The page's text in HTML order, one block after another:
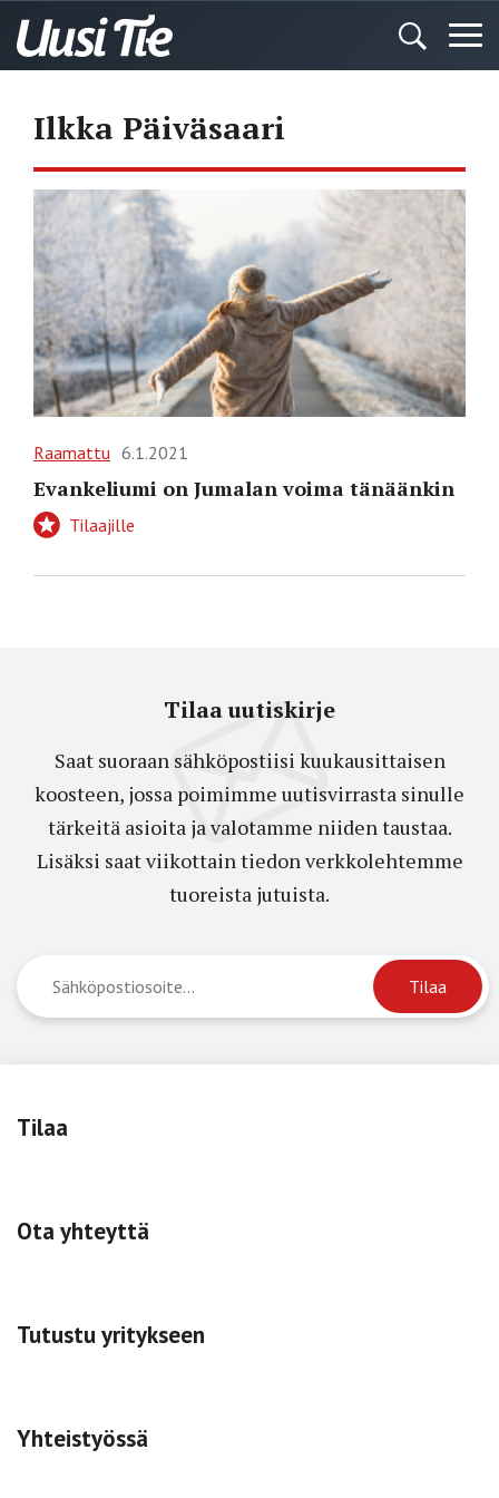
Ilkka Päiväsaari
Raamattu 6.1.2021
Evankeliumi on Jumalan voima tänäänkin
Tilaajille
Tilaa uutiskirje
Saat suoraan sähköpostiisi kuukausittaisen
koosteen, jossa poimimme uutisvirrasta sinulle
tärkeitä asioita ja valotamme niiden taustaa.
Lisäksi saat viikottain tiedon verkkolehtemme
tuoreista jutuista.
Tilaa
Ota yhteyttä
Tutustu yritykseen
Yhteistyössä